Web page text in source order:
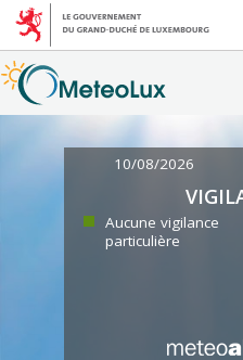
10/08/2026
Aucune vigilance
particulière